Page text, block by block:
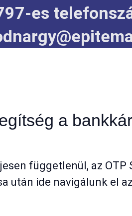
es
a
függetlenül, az
után ide navigálunk el